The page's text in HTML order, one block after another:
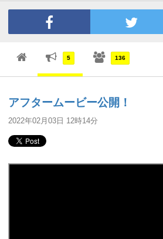
5 136
アフタームービー公開！
2022年02月03日 12時14分